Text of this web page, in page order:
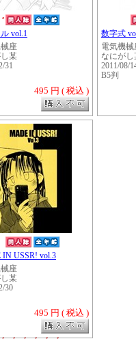
・・・・・
・・・・・
vol.1
座
某
31
495 円 ( 税込 )
数字式
電気機械
なにがし
2011/08/
B5判
USSR! vol.3
座
某
30
495 円 ( 税込 )